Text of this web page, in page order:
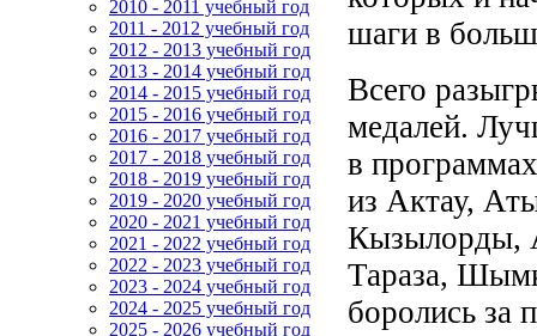
2010 - 2011 учебный год
2011 - 2012 учебный год
2012 - 2013 учебный год
2013 - 2014 учебный год
2014 - 2015 учебный год
2015 - 2016 учебный год
2016 - 2017 учебный год
2017 - 2018 учебный год
2018 - 2019 учебный год
2019 - 2020 учебный год
2020 - 2021 учебный год
2021 - 2022 учебный год
2022 - 2023 учебный год
2023 - 2024 учебный год
2024 - 2025 учебный год
2025 - 2026 учебный год
шаги в
Всего
медалей.
в
из Актау,
Кызылорды,
Тараза,
боролись за